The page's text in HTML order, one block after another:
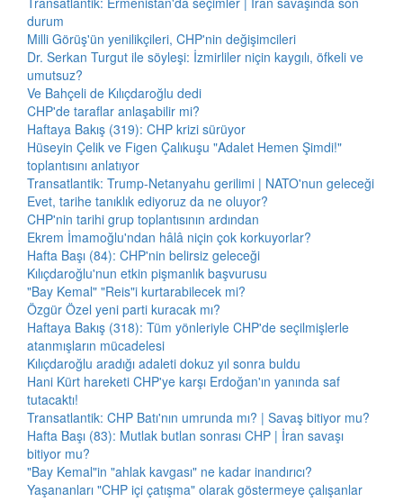
durum
Milli Görüş'ün yenilikçileri, CHP'nin değişimcileri
Dr. Serkan Turgut ile söyleşi: İzmirliler niçin kaygılı, öfkeli ve
umutsuz?
Ve Bahçeli de Kılıçdaroğlu dedi
CHP'de taraflar anlaşabilir mi?
Haftaya Bakış (319): CHP krizi sürüyor
Hüseyin Çelik ve Figen Çalıkuşu "Adalet Hemen Şimdi!"
toplantısını anlatıyor
Transatlantik: Trump-Netanyahu gerilimi | NATO'nun geleceği
Evet, tarihe tanıklık ediyoruz da ne oluyor?
CHP'nin tarihi grup toplantısının ardından
Ekrem İmamoğlu'ndan hâlâ niçin çok korkuyorlar?
Hafta Başı (84): CHP'nin belirsiz geleceği
Kılıçdaroğlu'nun etkin pişmanlık başvurusu
"Bay Kemal" "Reis"i kurtarabilecek mi?
Özgür Özel yeni parti kuracak mı?
Haftaya Bakış (318): Tüm yönleriyle CHP'de seçilmişlerle
atanmışların mücadelesi
Kılıçdaroğlu aradığı adaleti dokuz yıl sonra buldu
Hani Kürt hareketi CHP'ye karşı Erdoğan'ın yanında saf
tutacaktı!
Transatlantik: CHP Batı'nın umrunda mı? | Savaş bitiyor mu?
Hafta Başı (83): Mutlak butlan sonrası CHP | İran savaşı
bitiyor mu?
"Bay Kemal"in "ahlak kavgası" ne kadar inandırıcı?
Yaşananları "CHP içi çatışma" olarak göstermeye çalışanlar